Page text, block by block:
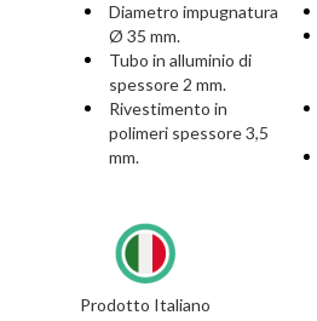
Diametro impugnatura
Ø 35 mm.
Tubo in alluminio di
spessore 2 mm.
Rivestimento in
polimeri spessore 3,5
mm.
Prodotto Italiano